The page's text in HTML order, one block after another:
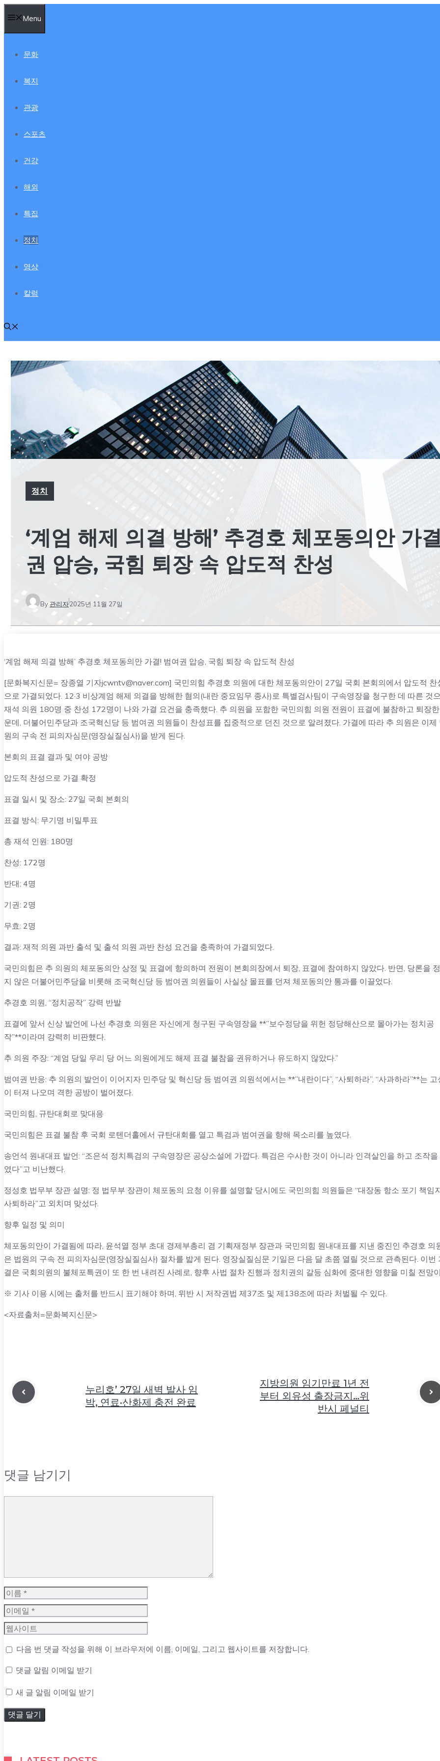
텐
츠
Menu
문화
복지
관광
스포츠
건강
해외
특집
정치
영상
칼럼
정치
‘계엄 해제 의결 방해’ 추경호 체포동의안 가
권 압승, 국힘 퇴장 속 압도적 찬성
By관리자2025년 11월 27일
‘계엄 해제 의결 방해’ 추경호 체포동의안 가결! 범여권 압승, 국힘 퇴장 속 압도적 찬성
[문화복지신문= 장종열 기자jcwntv@naver.com] 국민의힘 추경호 의원에 대한 체포동의안이 27일 국회 본회의에서 압도적 찬
으로 가결되었다. 12·3 비상계엄 해제 의결을 방해한 혐의(내란 중요임무 종사)로 특별검사팀이 구속영장을 청구한 데 따른 것
재석 의원 180명 중 찬성 172명이 나와 가결 요건을 충족했다. 추 의원을 포함한 국민의힘 의원 전원이 표결에 불참하고 퇴장
운데, 더불어민주당과 조국혁신당 등 범여권 의원들이 찬성표를 집중적으로 던진 것으로 알려졌다. 가결에 따라 추 의원은 이제
원의 구속 전 피의자심문(영장실질심사)을 받게 된다.
본회의 표결 결과 및 여야 공방
압도적 찬성으로 가결 확정
표결 일시 및 장소: 27일 국회 본회의
표결 방식: 무기명 비밀투표
총 재석 인원: 180명
찬성: 172명
반대: 4명
기권: 2명
무효: 2명
결과: 재적 의원 과반 출석 및 출석 의원 과반 찬성 요건을 충족하여 가결되었다.
국민의힘은 추 의원의 체포동의안 상정 및 표결에 항의하며 전원이 본회의장에서 퇴장, 표결에 참여하지 않았다. 반면, 당론을
지 않은 더불어민주당을 비롯해 조국혁신당 등 범여권 의원들이 사실상 몰표를 던져 체포동의안 통과를 이끌었다.
추경호 의원, “정치공작” 강력 반발
표결에 앞서 신상 발언에 나선 추경호 의원은 자신에게 청구된 구속영장을 **”보수정당을 위헌 정당해산으로 몰아가는 정치공
작”**이라며 강력히 비판했다.
추 의원 주장: “계엄 당일 우리 당 어느 의원에게도 해제 표결 불참을 권유하거나 유도하지 않았다.”
범여권 반응: 추 의원의 발언이 이어지자 민주당 및 혁신당 등 범여권 의원석에서는 **”내란이다”, “사퇴하라”, “사과하라”**는 고
이 터져 나오며 격한 공방이 벌어졌다.
국민의힘, 규탄대회로 맞대응
국민의힘은 표결 불참 후 국회 로텐더홀에서 규탄대회를 열고 특검과 범여권을 향해 목소리를 높였다.
송언석 원내대표 발언: “조은석 정치특검의 구속영장은 공상소설에 가깝다. 특검은 수사한 것이 아니라 인격살인을 하고 조작을
였다”고 비난했다.
정성호 법무부 장관 설명: 정 법무부 장관이 체포동의 요청 이유를 설명할 당시에도 국민의힘 의원들은 “대장동 항소 포기 책임
사퇴하라”고 외치며 맞섰다.
향후 일정 및 의미
체포동의안이 가결됨에 따라, 윤석열 정부 초대 경제부총리 겸 기획재정부 장관과 국민의힘 원내대표를 지낸 중진인 추경호 의
은 법원의 구속 전 피의자심문(영장실질심사) 절차를 밟게 된다. 영장실질심문 기일은 다음 달 초쯤 열릴 것으로 관측된다. 이번
결은 국회의원의 불체포특권이 또 한 번 내려진 사례로, 향후 사법 절차 진행과 정치권의 갈등 심화에 중대한 영향을 미칠 전망
※ 기사 이용 시에는 출처를 반드시 표기해야 하며, 위반 시 저작권법 제37조 및 제138조에 따라 처벌될 수 있다.
<자료출처=문화복지신문>
누리호’ 27일 새벽 발사 임
박, 연료·산화제 충전 완료
지방의원 임기만료 1년 전
부터 외유성 출장금지…위
반시 페널티
댓글 남기기
이
름
이
메
일
웹
이
트
다음 번 댓글 작성을 위해 이 브라우저에 이름, 이메일, 그리고 웹사이트를 저장합니다.
댓글 알림 이메일 받기
새 글 알림 이메일 받기